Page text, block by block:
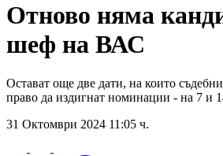
Отново няма
шеф на ВАС
Остават още две дати, на които
право да издигнат номинации - на 7 и
31 Октомври 2024 11:05 ч.